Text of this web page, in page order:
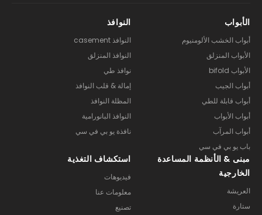
الأبواب
أبواب الخشب الألومنيوم
الأبواب المنزلق
الأبواب bifold
أبواب الجيب
أبواب قابلة للطي
أبواب الأبواب
أبواب المرآب
باب يو بي في سي
النوافذ
النوافذ casement
النوافذ المنزلق
نوافذ طي
إمالة & قلب النوافذ
المظلة النوافذ
النوافذ البانورامية
نافذة يو بي في سي
مبنى & الأنظمة المساعدة
الخارجية
العريشة
ستارة
استكشاف التغذية
فيديوهات
معلومات عنا
تصنيع